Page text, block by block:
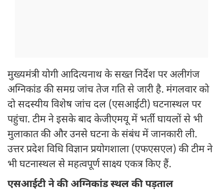
मुख्यमंत्री योगी आदित्यनाथ के सख्त निर्देश पर अलीगंज
अग्निकांड की समग्र जांच तेज गति से जारी है. मंगलवार को
दो सदस्यीय विशेष जांच दल (एसआईटी) घटनास्थल पर
पहुंचा. टीम ने इसके बाद केजीएमयू में भर्ती घायलों से भी
मुलाकात की और उनसे घटना के संबंध में जानकारी ली.
उत्तर प्रदेश विधि विज्ञान प्रयोगशाला (एफएसएल) की टीम ने
भी घटनास्थल से महत्वपूर्ण साक्ष्य एकत्र किए हैं.
एसआईटी ने की अग्निकांड स्थल की पड़ताल